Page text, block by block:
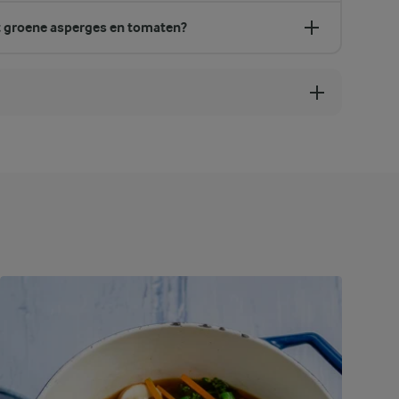
asperges en tomaten?